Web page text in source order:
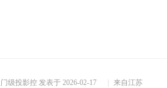
级投影控 发表于 2026-02-17 来自江苏